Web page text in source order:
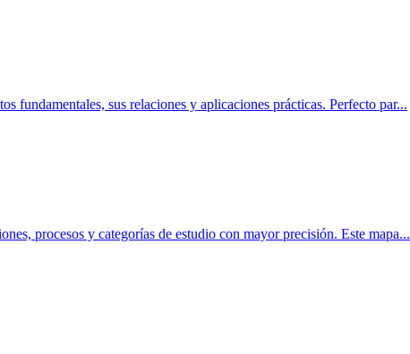
fundamentales, sus relaciones y aplicaciones prácticas. Perfecto par...
procesos y categorías de estudio con mayor precisión. Este mapa...